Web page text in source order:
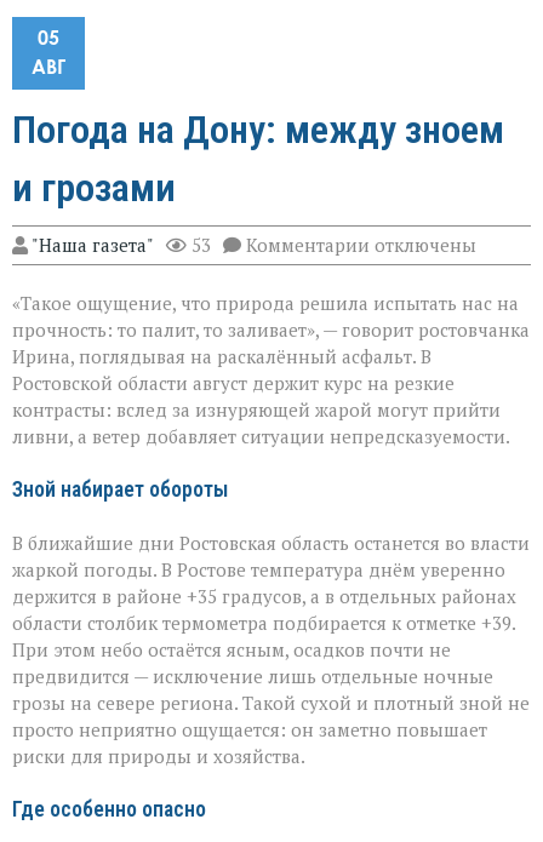
05
АВГ
Погода на Дону: между зноем
и грозами
"Наша газета" 53 Комментарии к
записи
на
Дону:
между
зноем
и
грозами
отключены
«Такое ощущение, что природа решила испытать нас на
прочность: то палит, то заливает», — говорит ростовчанка
Ирина, поглядывая на раскалённый асфальт. В
Ростовской области август держит курс на резкие
контрасты: вслед за изнуряющей жарой могут прийти
ливни, а ветер добавляет ситуации непредсказуемости.
Зной набирает обороты
В ближайшие дни Ростовская область останется во власти
жаркой погоды. В Ростове температура днём уверенно
держится в районе +35 градусов, а в отдельных районах
области столбик термометра подбирается к отметке +39.
При этом небо остаётся ясным, осадков почти не
предвидится — исключение лишь отдельные ночные
грозы на севере региона. Такой сухой и плотный зной не
просто неприятно ощущается: он заметно повышает
риски для природы и хозяйства.
Где особенно опасно